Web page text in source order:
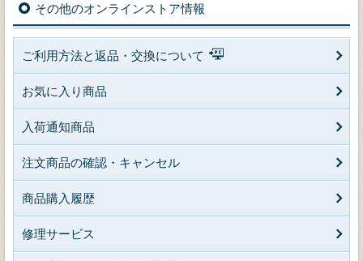
その他のオンラインストア情報
ご利用方法と返品・交換について
お気に入り商品
入荷通知商品
注文商品の確認・キャンセル
商品購入履歴
修理サービス